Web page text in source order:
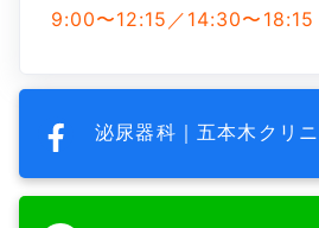
9:00〜12:15／14:30〜18:15
泌尿器科｜五本木クリニ